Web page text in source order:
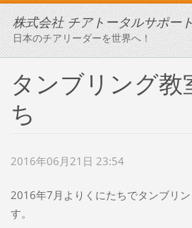
株式会社 チアトータルサポー
日本のチアリーダーを世界へ！
タンブリング
ち
2016年06月21日 23:54
2016年7月よりくにたちでタンブリ
す。